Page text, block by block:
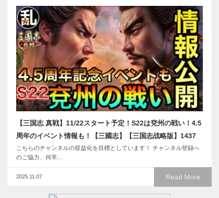
【三国志 真戦】11/22スタート予定！S22は兗州の戦い！4.5
周年のイベント情報も！【三國志】【三国志战略版】1437
こちらのチャンネルの収益化を目標としています！ チャンネル登録へ
のご協力、何卒…
Read More
2025.11.07